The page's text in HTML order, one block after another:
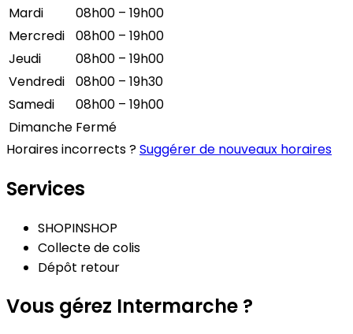
Mardi
08h00 – 19h00
Mercredi
08h00 – 19h00
Jeudi
08h00 – 19h00
Vendredi
08h00 – 19h30
Samedi
08h00 – 19h00
Dimanche Fermé
Horaires incorrects ?Suggérer de nouveaux horaires
Services
SHOPINSHOP
Collecte de colis
Dépôt retour
Vous gérez Intermarche ?